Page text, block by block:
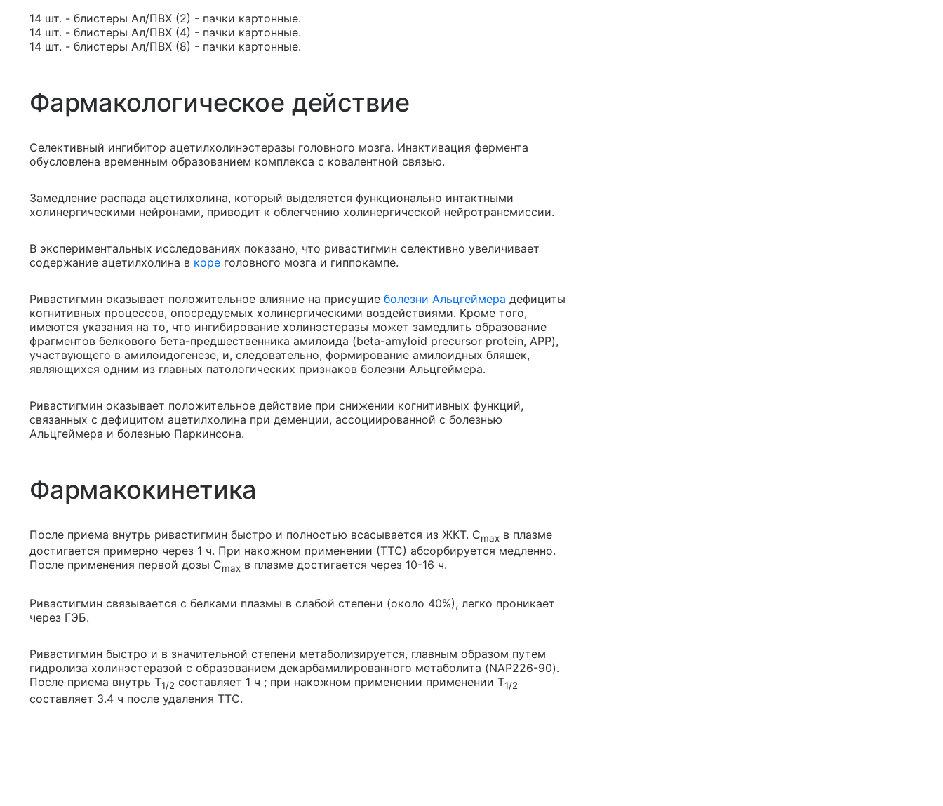
14 шт. - блистеры Ал/ПВХ (2) - пачки картонные.
14 шт. - блистеры Ал/ПВХ (4) - пачки картонные.
14 шт. - блистеры Ал/ПВХ (8) - пачки картонные.
Фармакологическое действие
Селективный ингибитор ацетилхолинэстеразы головного мозга. Инактивация фермента
обусловлена временным образованием комплекса с ковалентной связью.
Замедление распада ацетилхолина, который выделяется функционально интактными
холинергическими нейронами, приводит к облегчению холинергической нейротрансмиссии.
В экспериментальных исследованиях показано, что ривастигмин селективно увеличивает
содержание ацетилхолина в коре головного мозга и гиппокампе.
Ривастигмин оказывает положительное влияние на присущие болезни Альцгеймера дефициты
когнитивных процессов, опосредуемых холинергическими воздействиями. Кроме того,
имеются указания на то, что ингибирование холинэстеразы может замедлить образование
фрагментов белкового бета-предшественника амилоида (beta-amyloid precursor protein, APP),
участвующего в амилоидогенезе, и, следовательно, формирование амилоидных бляшек,
являющихся одним из главных патологических признаков болезни Альцгеймера.
Ривастигмин оказывает положительное действие при снижении когнитивных функций,
связанных с дефицитом ацетилхолина при деменции, ассоциированной с болезнью
Альцгеймера и болезнью Паркинсона.
Фармакокинетика
После приема внутрь ривастигмин быстро и полностью всасывается из ЖКТ. Cmax в плазме
достигается примерно через 1 ч. При накожном применении (ТТС) абсорбируется медленно.
После применения первой дозы Cmax в плазме достигается через 10-16 ч.
Ривастигмин связывается с белками плазмы в слабой степени (около 40%), легко проникает
через ГЭБ.
Ривастигмин быстро и в значительной степени метаболизируется, главным образом путем
гидролиза холинэстеразой с образованием декарбамилированного метаболита (NAP226-90).
После приема внутрь T1/2 составляет 1 ч ; при накожном применении применении T1/2
составляет 3.4 ч после удаления ТТС.